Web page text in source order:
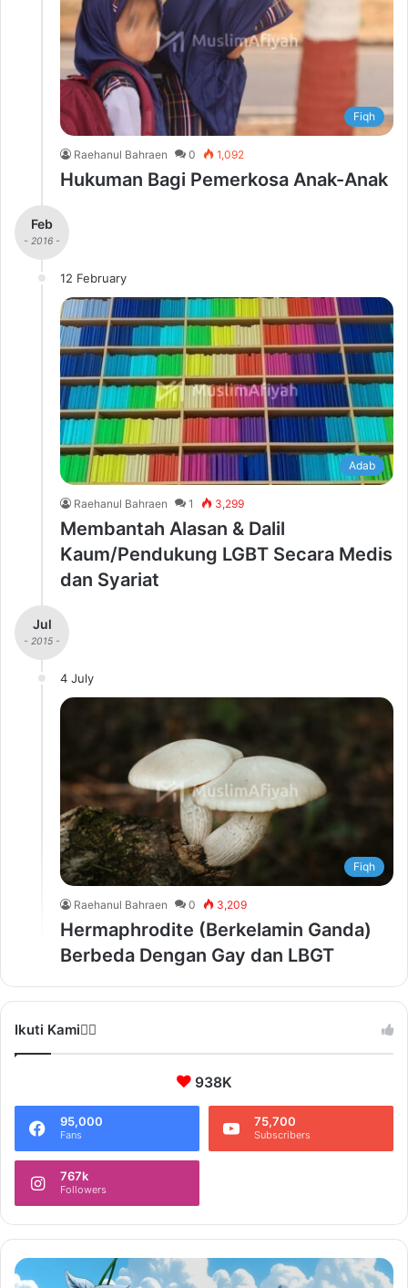
Fiqh
Raehanul Bahraen 0 1,092
Hukuman Bagi Pemerkosa Anak-Anak
Feb
- 2016 -
12 February
Adab
Raehanul Bahraen 1 3,299
Membantah Alasan & Dalil
Kaum/Pendukung LGBT Secara Medis
dan Syariat
Jul
- 2015 -
4 July
Fiqh
Raehanul Bahraen 0 3,209
Hermaphrodite (Berkelamin Ganda)
Berbeda Dengan Gay dan LBGT
Ikuti Kami❤️‍🔥
938K
95,000
Fans
75,700
Subscribers
767k
Followers